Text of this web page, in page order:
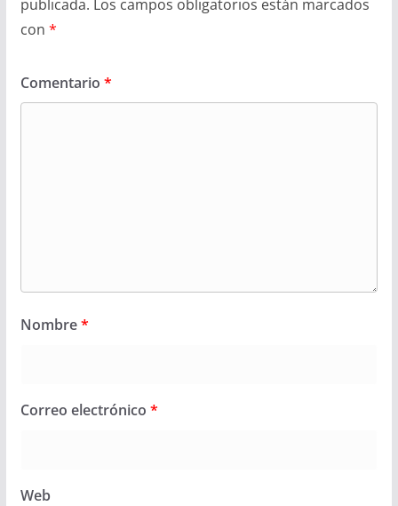
publicada. Los campos obligatorios están marcados
con *
Comentario *
Nombre*
Correo electrónico *
Web